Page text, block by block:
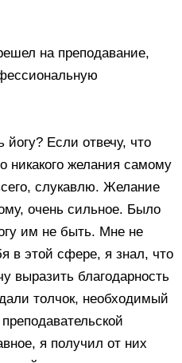
на преподавание,
Если отвечу, что
никакого желания самому
слукавлю. Желание
очень сильное. Было
им не быть. Мне не
в этой сфере, я знал, что
выразить благодарность
толчок, необходимый
я получил от них